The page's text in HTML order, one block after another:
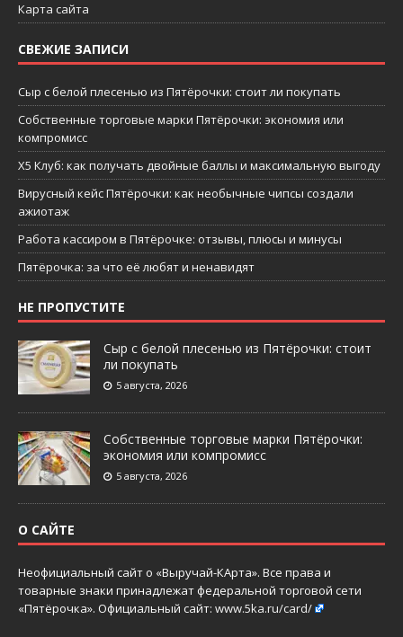
Карта сайта
СВЕЖИЕ ЗАПИСИ
Сыр с белой плесенью из Пятёрочки: стоит ли покупать
Собственные торговые марки Пятёрочки: экономия или
компромисс
X5 Клуб: как получать двойные баллы и максимальную выгоду
Вирусный кейс Пятёрочки: как необычные чипсы создали
ажиотаж
Работа кассиром в Пятёрочке: отзывы, плюсы и минусы
Пятёрочка: за что её любят и ненавидят
НЕ ПРОПУСТИТЕ
Сыр с белой плесенью из Пятёрочки: стоит
ли покупать
5 августа, 2026
Собственные торговые марки Пятёрочки:
экономия или компромисс
5 августа, 2026
О САЙТЕ
Неофициальный сайт о «Выручай-КАрта». Все права и
товарные знаки принадлежат федеральной торговой сети
«Пятёрочка». Официальный сайт: www.5ka.ru/card/